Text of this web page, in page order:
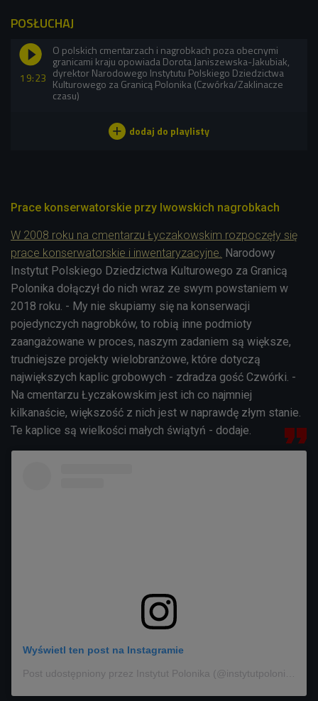
POSŁUCHAJ
19:23
O polskich cmentarzach i nagrobkach poza obecnymi
granicami kraju opowiada Dorota Janiszewska-Jakubiak,
dyrektor Narodowego Instytutu Polskiego Dziedzictwa
Kulturowego za Granicą Polonika (Czwórka/Zaklinacze
czasu)
Prace konserwatorskie przy lwowskich nagrobkach
W 2008 roku na cmentarzu Łyczakowskim rozpoczęły się
prace konserwatorskie i inwentaryzacyjne. Narodowy
Instytut Polskiego Dziedzictwa Kulturowego za Granicą
Polonika dołączył do nich wraz ze swym powstaniem w
2018 roku. - My nie skupiamy się na konserwacji
pojedynczych nagrobków, to robią inne podmioty
zaangażowane w proces, naszym zadaniem są większe,
trudniejsze projekty wielobranżowe, które dotyczą
największych kaplic grobowych - zdradza gość Czwórki. -
Na cmentarzu Łyczakowskim jest ich co najmniej
kilkanaście, większość z nich jest w naprawdę złym stanie.
Te kaplice są wielkości małych świątyń - dodaje.
Wyświetl ten post na Instagramie